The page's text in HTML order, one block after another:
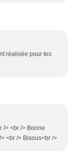
réalisée pour tes
/> <br /> Bonne
<br /> Bisous<br />